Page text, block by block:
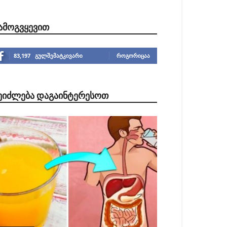
83,197 გულშემატკივარი ᲠᲝᲒᲝᲠᲘᲪᲐᲐ
ᲓᲐᲒᲐᲘᲜᲢᲔᲠᲔᲡᲝᲗ